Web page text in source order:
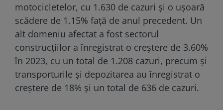
motocicletelor, cu 1.630 de cazuri şi o uşoară
scădere de 1.15% faţă de anul precedent. Un
alt domeniu afectat a fost sectorul
construcţiilor a înregistrat o creştere de 3.60%
în 2023, cu un total de 1.208 cazuri, precum și
transporturile şi depozitarea au înregistrat o
creştere de 18% şi un total de 636 de cazuri.